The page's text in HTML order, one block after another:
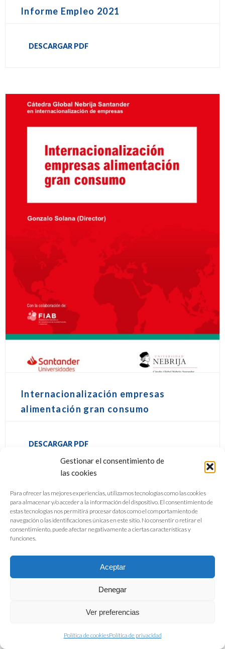
Gestionar el consentimiento de
las cookies
Para ofrecer las mejores experiencias, utilizamos tecnologías como las cookies
para almacenar y/o acceder a la información del dispositivo. El consentimiento de
estas tecnologías nos permitirá procesar datos como el comportamiento de
navegación o las identificaciones únicas en este sitio. No consentir o retirar el
consentimiento, puede afectar negativamente a ciertas características y
funciones.
Aceptar
Denegar
Ver preferencias
Política de cookiesPolítica de privacidad
Informe Empleo 2021
DESCARGAR PDF
Internacionalización empresas
alimentación gran consumo
DESCARGAR PDF